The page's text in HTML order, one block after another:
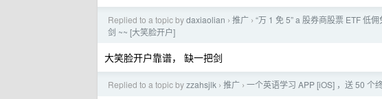
Replied to a topic bydaxiaolian › 推广 › “万 1 免 5” a 股券商股票 ETF 低
剑 ~~ [大笑脸开户]
大笑脸开户靠谱， 缺一把剑
Replied to a topic byzzahsjlk › 推广 › 一个英语学习 APP [iOS] ，送 50 个